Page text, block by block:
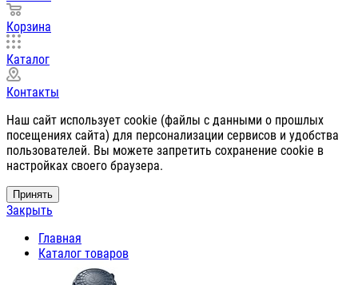
Корзина
Каталог
Контакты
Наш сайт использует cookie (файлы с данными о прошлых
посещениях сайта) для персонализации сервисов и удобства
пользователей. Вы можете запретить сохранение cookie в
настройках своего браузера.
Принять
Закрыть
Главная
Каталог товаров